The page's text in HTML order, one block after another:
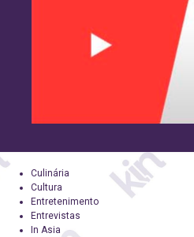
Culinária
Cultura
Entretenimento
Entrevistas
In Asia